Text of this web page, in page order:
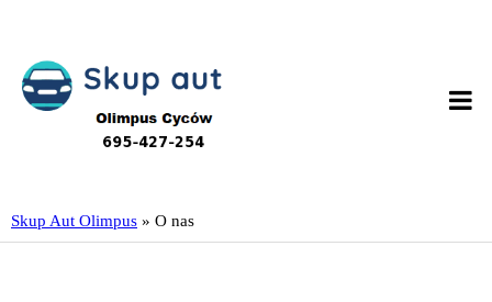
Skup Aut Olimpus » O nas